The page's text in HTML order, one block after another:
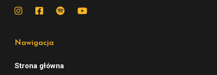
Nawigacja
Strona główna